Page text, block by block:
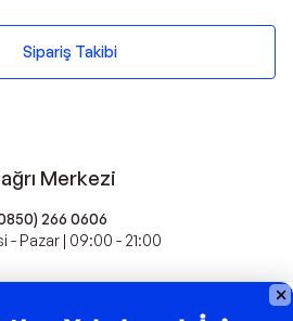
Sipariş Takibi
Merkezi
266 0606
- Pazar | 09:00 - 21:00